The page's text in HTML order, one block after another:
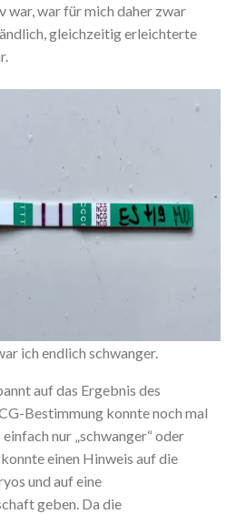
war für mich daher zwar
gleichzeitig erleichterte
ich endlich schwanger.
auf das Ergebnis des
Bestimmung konnte noch mal
nur „schwanger“ oder
konnte einen Hinweis auf die
und auf eine
geben. Da die